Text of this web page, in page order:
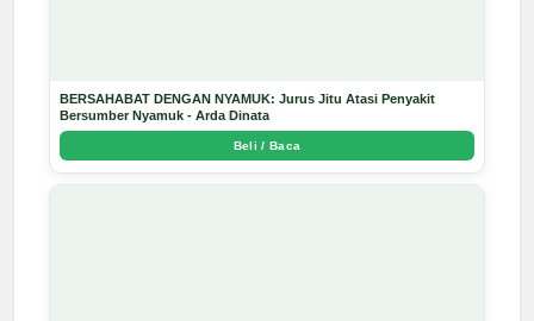
BERSAHABAT DENGAN NYAMUK: Jurus Jitu Atasi Penyakit
Bersumber Nyamuk - Arda Dinata
Beli / Baca